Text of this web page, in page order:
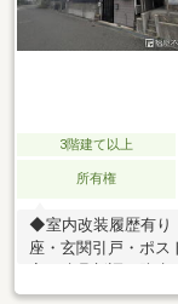
3階建て以上
所有権
◆室内改装履歴有り
座・玄関引戸・ポス
替◆全居室に窓があ